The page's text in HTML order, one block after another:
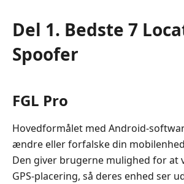
Del 1. Bedste 7
Spoofer
FGL Pro
Hovedformålet med Android-
ændre eller forfalske din
Den giver brugerne mulighed for at
GPS-placering, så deres enhed ser